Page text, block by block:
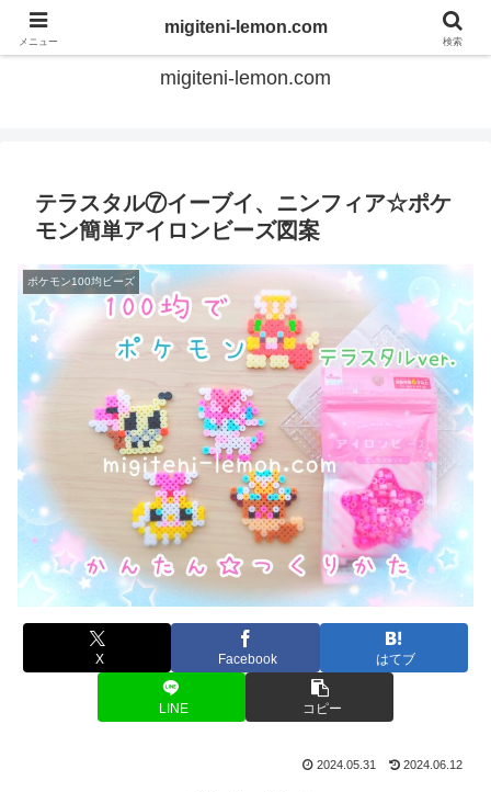
てのひらアイロンビーズ
migiteni-lemon.com
テラスタル⑦イーブイ、ニンフィア☆ポケ
モン簡単アイロンビーズ図案
ポケモン100均ビーズ
X Facebook はてブ
LINE コピー
2024.05.31 2024.06.12
メニュー
migiteni-lemon.com
検索